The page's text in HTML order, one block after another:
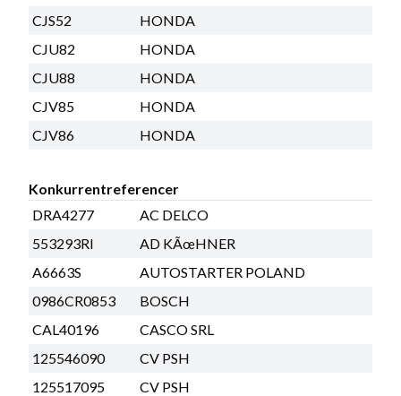
CJS52
HONDA
CJU82
HONDA
CJU88
HONDA
CJV85
HONDA
CJV86
HONDA
Konkurrentreferencer
DRA4277
AC DELCO
553293RI
AD KÃœHNER
A6663S
AUTOSTARTER POLAND
0986CR0853
BOSCH
CAL40196
CASCO SRL
125546090
CV PSH
125517095
CV PSH